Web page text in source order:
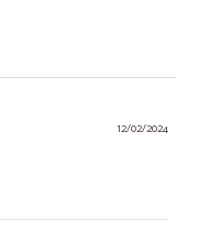
12/02/2024